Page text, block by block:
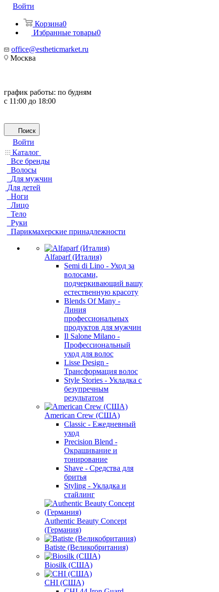
Войти
Корзина0
Избранные товары0
office@estheticmarket.ru
Москва
график работы: по будням
с 11:00 до 18:00
Поиск
Войти
Каталог
Все бренды
Волосы
Для мужчин
Для детей
Ноги
Лицо
Тело
Руки
Парикмахерские принадлежности
Alfaparf (Италия)
Semi di Lino - Уход за
волосами,
подчеркивающий вашу
естественную красоту
Blends Of Many -
Линия
профессиональных
продуктов для мужчин
Il Salone Milano -
Профессиональный
уход для волос
Lisse Design -
Трансформация волос
Style Stories - Укладка с
безупречным
результатом
American Crew (США)
Classic - Ежедневный
уход
Precision Blend -
Окрашивание и
тонирование
Shave - Средства для
бритья
Styling - Укладка и
стайлинг
Authentic Beauty Concept
(Германия)
Batiste (Великобритания)
Biosilk (США)
CHI (США)